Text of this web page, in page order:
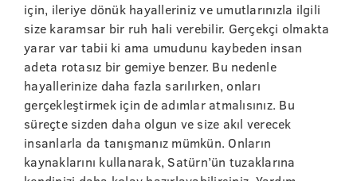
için, ileriye dönük hayalleriniz ve umutlarınızla ilgili
size karamsar bir ruh hali verebilir. Gerçekçi olmakta
yarar var tabii ki ama umudunu kaybeden insan
adeta rotasız bir gemiye benzer. Bu nedenle
hayallerinize daha fazla sarılırken, onları
gerçekleştirmek için de adımlar atmalısınız. Bu
süreçte sizden daha olgun ve size akıl verecek
insanlarla da tanışmanız mümkün. Onların
kaynaklarını kullanarak, Satürn’ün tuzaklarına